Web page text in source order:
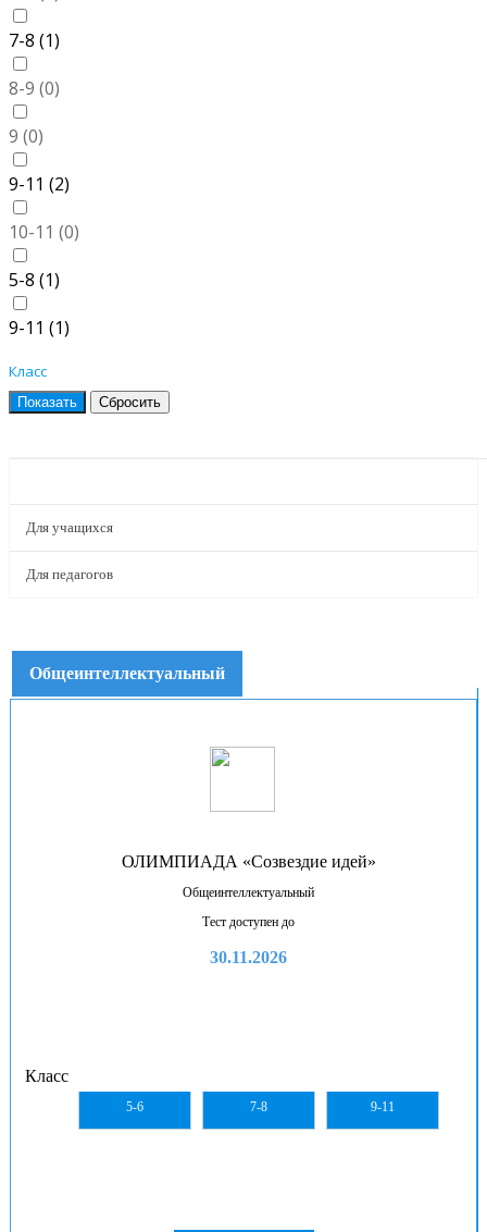
7-8 (1)
8-9 (0)
9 (0)
9-11 (2)
10-11 (0)
5-8 (1)
9-11 (1)
Класс
Для учащихся
Для педагогов
Общеинтеллектуальный
ОЛИМПИАДА «Созвездие идей»
Общеинтеллектуальный
Тест доступен до
30.11.2026
Класс
5-6 7-8 9-11